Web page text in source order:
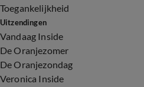
Toegankelijkheid
Uitzendingen
Vandaag Inside
De Oranjezomer
De Oranjezondag
Veronica Inside